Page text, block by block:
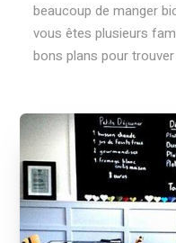
beaucoup de manger
vous êtes plusieurs
bons plans pour trouver